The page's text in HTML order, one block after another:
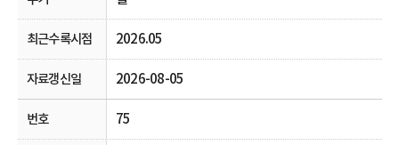
2026.05
2026-08-05
75